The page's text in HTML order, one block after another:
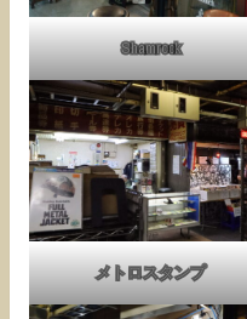
Shamrock
メトロスタンプ